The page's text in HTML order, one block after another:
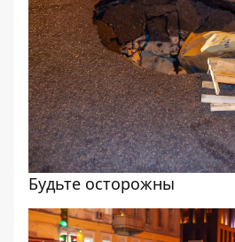
Будьте осторожны